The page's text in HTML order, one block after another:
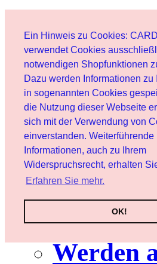
Ein Hinweis zu Cookies:
verwendet Cookies
notwendigen Shopfunktionen
Dazu werden Informationen zu
in sogenannten Cookies
die Nutzung dieser Webseite
sich mit der Verwendung von
einverstanden. Weiterführende
Informationen, auch zu Ihrem
Widerspruchsrecht, erhalten
Erfahren Sie mehr.
OK!
Benutzer
Service
Werden